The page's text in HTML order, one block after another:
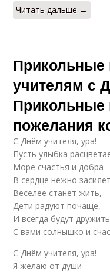
Читать дальше →
Прикольные
учителям с
Прикольные
пожелания
С Днём учителя, ура!
Пусть улыбка
Море счастья и добра
В сердце нежно
Веселее станет жить,
Дети радуют почаще,
И всегда будут дружить
С вами солнышко и
С Днём учителя, ура!
Я желаю от души